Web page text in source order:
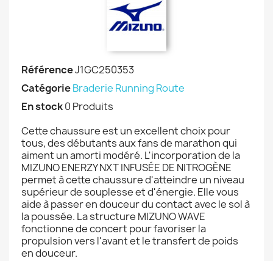
RéférenceJ1GC250353
CatégorieBraderie Running Route
En stock0 Produits
Cette chaussure est un excellent choix pour
tous, des débutants aux fans de marathon qui
aiment un amorti modéré. L'incorporation de la
MIZUNO ENERZY NXT INFUSÉE DE NITROGÈNE
permet à cette chaussure d'atteindre un niveau
supérieur de souplesse et d'énergie. Elle vous
aide à passer en douceur du contact avec le sol à
la poussée. La structure MIZUNO WAVE
fonctionne de concert pour favoriser la
propulsion vers l'avant et le transfert de poids
en douceur.